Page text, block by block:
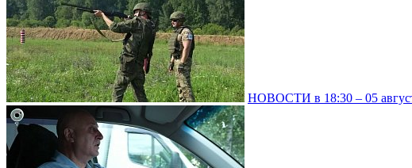
НОВОСТИ в 18:30 – 05